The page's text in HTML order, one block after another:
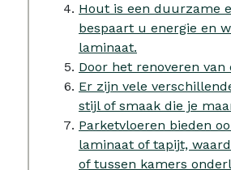
Hout is een duurzame
bespaart u energie en
laminaat.
Door het renoveren
Er zijn vele
stijl of smaak die je
Parketvloeren bieden
laminaat of tapijt,
of tussen kamers